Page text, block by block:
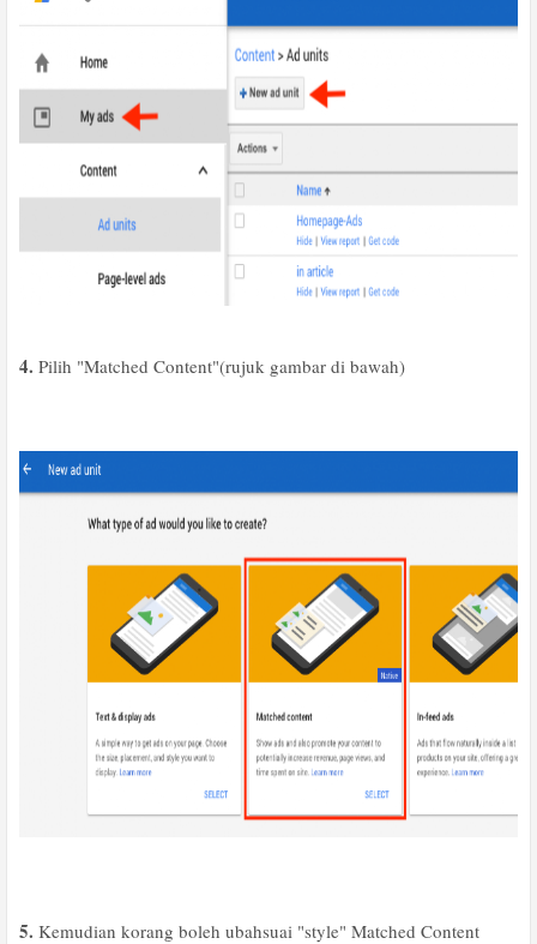
4. Pilih "Matched Content"(rujuk gambar di bawah)
5. Kemudian korang boleh ubahsuai "style" Matched Content